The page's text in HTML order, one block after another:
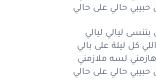
كلليلةعلىبالي
لسهملازمني
حاليعلى
حالي على حالي
بتنسى ليالي ليالي
كل ليلة على بالي
لسه ملازمني
حالي على حالي